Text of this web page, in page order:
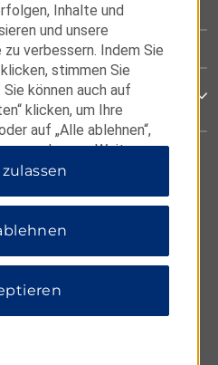
Inhalte und
und unsere
verbessern. Indem Sie
stimmen Sie
können auch auf
klicken, um Ihre
auf „Alle ablehnen“,
zuzulassen. Weitere
in unserer